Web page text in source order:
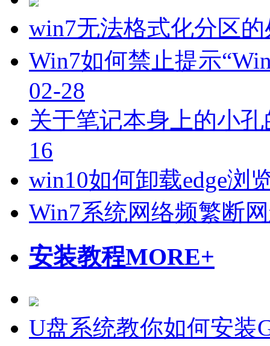
win7无法格式化分区
Win7如何禁止提示
02-28
关于笔记本身上的小
16
win10如何卸载edge浏
Win7系统网络频繁断
安装教程MORE+
U盘系统教你如何安装